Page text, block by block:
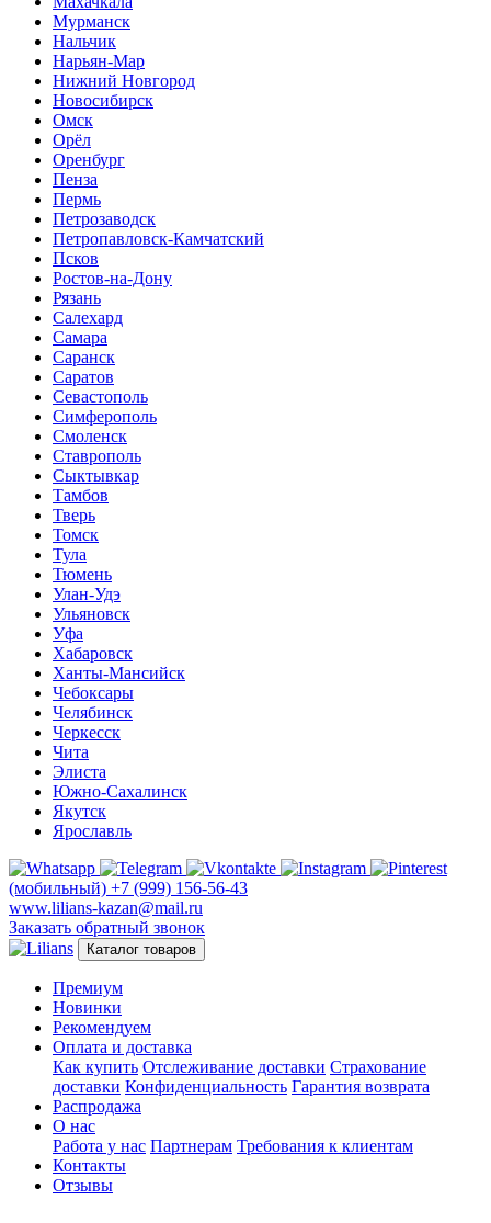
Мурманск
Нальчик
Нарьян-Мар
Нижний Новгород
Новосибирск
Омск
Орёл
Оренбург
Пенза
Пермь
Петрозаводск
Петропавловск-Камчатский
Псков
Ростов-на-Дону
Рязань
Салехард
Самара
Саранск
Саратов
Севастополь
Симферополь
Смоленск
Ставрополь
Сыктывкар
Тамбов
Тверь
Томск
Тула
Тюмень
Улан-Удэ
Ульяновск
Уфа
Хабаровск
Ханты-Мансийск
Чебоксары
Челябинск
Черкесск
Чита
Элиста
Южно-Сахалинск
Якутск
Ярославль
(мобильный) +7 (999) 156-56-43
www.lilians-kazan@mail.ru
Заказать обратный звонок
Каталог товаров
Премиум
Новинки
Рекомендуем
Оплата и доставка
Как купить Отслеживание доставки Страхование
доставки Конфиденциальность Гарантия возврата
Распродажа
О нас
Работа у нас Партнерам Требования к клиентам
Контакты
Отзывы